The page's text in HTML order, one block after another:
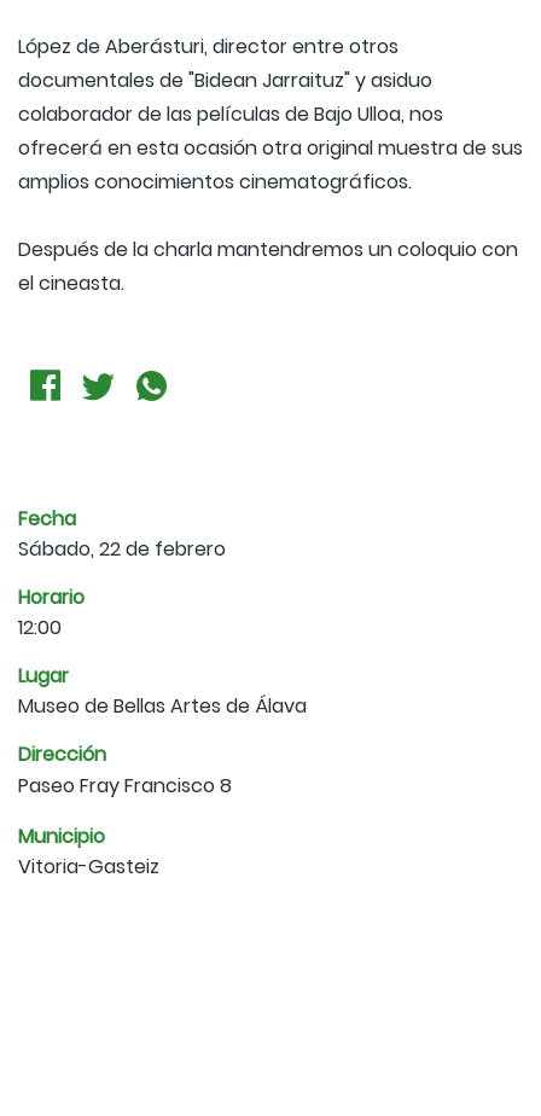
López de Aberásturi, director entre otros
documentales de "Bidean Jarraituz" y asiduo
colaborador de las películas de Bajo Ulloa, nos
ofrecerá en esta ocasión otra original muestra de sus
amplios conocimientos cinematográficos.
Después de la charla mantendremos un coloquio con
el cineasta.
Fecha
Sábado, 22 de febrero
Horario
12:00
Lugar
Museo de Bellas Artes de Álava
Dirección
Paseo Fray Francisco 8
Municipio
Vitoria-Gasteiz